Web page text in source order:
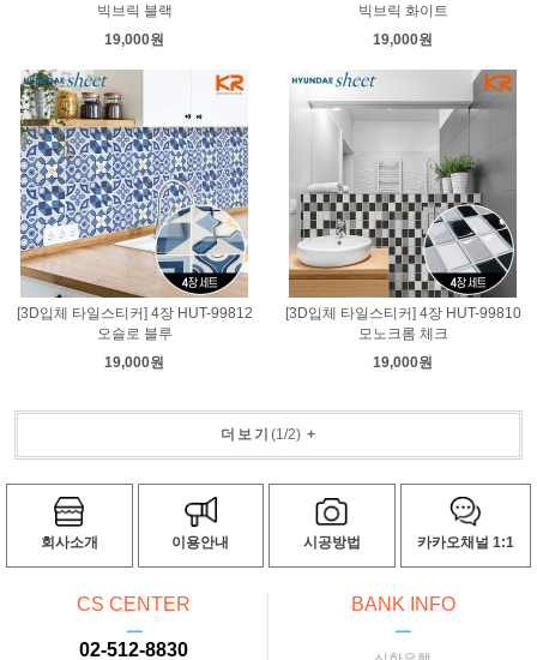
빅브릭 블랙
19,000원
빅브릭 화이트
19,000원
[3D입체 타일스티커] 4장 HUT-99812
오슬로 블루
19,000원
[3D입체 타일스티커] 4장 HUT-99810
모노크롬 체크
19,000원
더보기 (1/2)+
회사소개 이용안내 시공방법 카카오채널 1:1
CS CENTER
ㅡ
02-512-8830
BANK INFO
ㅡ